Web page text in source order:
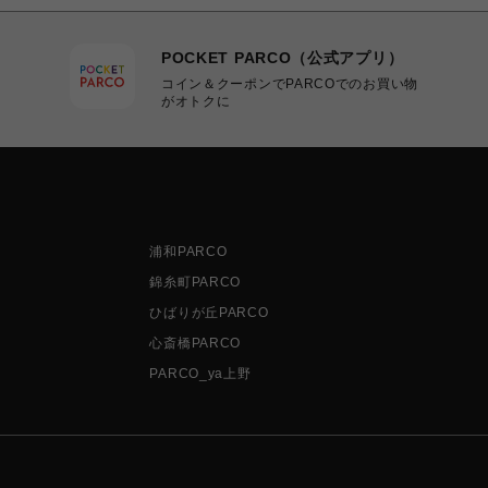
POCKET PARCO（公式アプリ）
コイン＆クーポンでPARCOでのお買い物
がオトクに
浦和PARCO
錦糸町PARCO
ひばりが丘PARCO
心斎橋PARCO
PARCO_ya上野